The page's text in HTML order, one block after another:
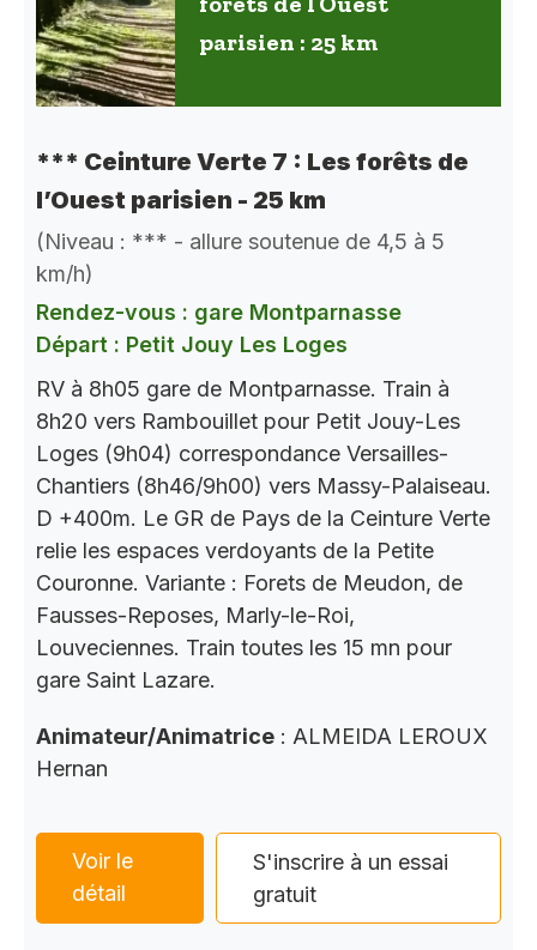
parisien : 25 km
*** Ceinture Verte 7 : Les forêts de
l’Ouest parisien - 25 km
(Niveau : *** - allure soutenue de 4,5 à 5
km/h)
Rendez-vous : gare Montparnasse
Départ : Petit Jouy Les Loges
RV à 8h05 gare de Montparnasse. Train à
8h20 vers Rambouillet pour Petit Jouy-Les
Loges (9h04) correspondance Versailles-
Chantiers (8h46/9h00) vers Massy-Palaiseau.
D +400m. Le GR de Pays de la Ceinture Verte
relie les espaces verdoyants de la Petite
Couronne. Variante : Forets de Meudon, de
Fausses-Reposes, Marly-le-Roi,
Louveciennes. Train toutes les 15 mn pour
gare Saint Lazare.
Animateur/Animatrice : ALMEIDA LEROUX
Hernan
Voir le
détail
S'inscrire à un essai
gratuit